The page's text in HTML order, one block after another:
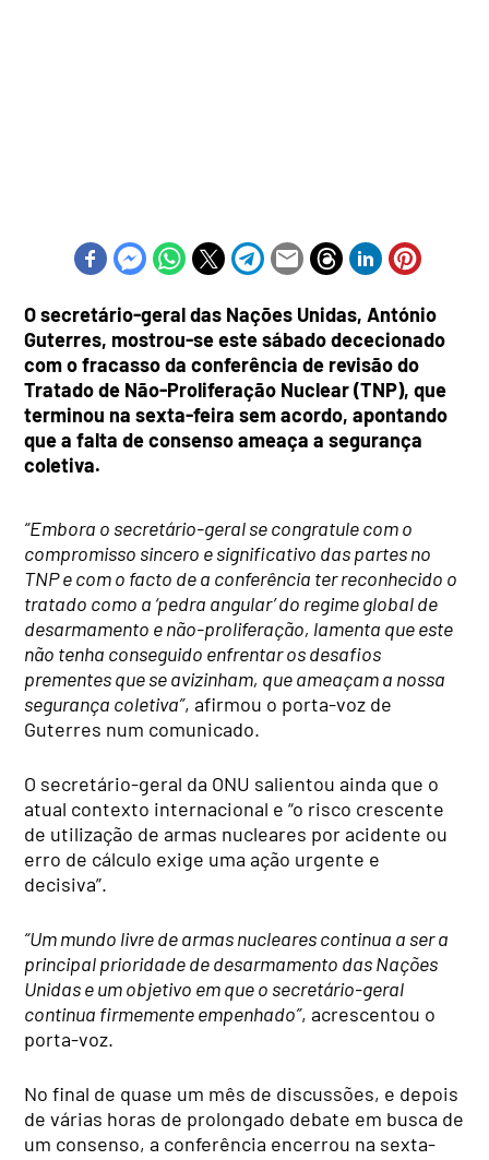
O secretário-geral das Nações Unidas, António
Guterres, mostrou-se este sábado dececionado
com o fracasso da conferência de revisão do
Tratado de Não-Proliferação Nuclear (TNP), que
terminou na sexta-feira sem acordo, apontando
que a falta de consenso ameaça a segurança
coletiva.
“Embora o secretário-geral se congratule com o
compromisso sincero e significativo das partes no
TNP e com o facto de a conferência ter reconhecido o
tratado como a ‘pedra angular’ do regime global de
desarmamento e não-proliferação, lamenta que este
não tenha conseguido enfrentar os desafios
prementes que se avizinham, que ameaçam a nossa
segurança coletiva”, afirmou o porta-voz de
Guterres num comunicado.
O secretário-geral da ONU salientou ainda que o
atual contexto internacional e “o risco crescente
de utilização de armas nucleares por acidente ou
erro de cálculo exige uma ação urgente e
decisiva”.
“Um mundo livre de armas nucleares continua a ser a
principal prioridade de desarmamento das Nações
Unidas e um objetivo em que o secretário-geral
continua firmemente empenhado”, acrescentou o
porta-voz.
No final de quase um mês de discussões, e depois
de várias horas de prolongado debate em busca de
um consenso, a conferência encerrou na sexta-